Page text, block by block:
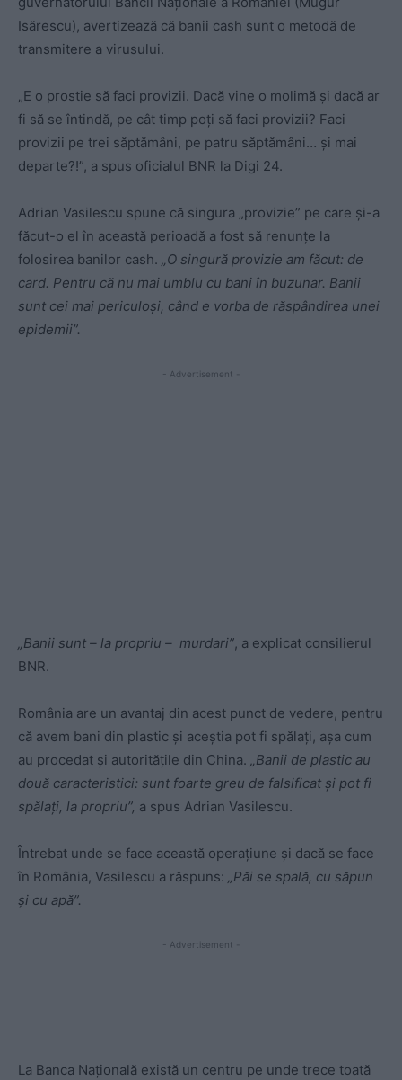
Isărescu), avertizează că banii cash sunt o metodă de
transmitere a virusului.
„E o prostie să faci provizii. Dacă vine o molimă și dacă ar
fi să se întindă, pe cât timp poți să faci provizii? Faci
provizii pe trei săptămâni, pe patru săptămâni… și mai
departe?!”, a spus oficialul BNR la Digi 24.
Adrian Vasilescu spune că singura „provizie” pe care și-a
făcut-o el în această perioadă a fost să renunțe la
folosirea banilor cash. „O singură provizie am făcut: de
card. Pentru că nu mai umblu cu bani în buzunar. Banii
sunt cei mai periculoși, când e vorba de răspândirea unei
epidemii”.
- Advertisement -
„Banii sunt – la propriu – murdari”, a explicat consilierul
BNR.
România are un avantaj din acest punct de vedere, pentru
că avem bani din plastic și aceștia pot fi spălați, așa cum
au procedat și autoritățile din China. „Banii de plastic au
două caracteristici: sunt foarte greu de falsificat și pot fi
spălați, la propriu”, a spus Adrian Vasilescu.
Întrebat unde se face această operațiune și dacă se face
în România, Vasilescu a răspuns: „Păi se spală, cu săpun
și cu apă”.
- Advertisement -
La Banca Națională există un centru pe unde trece toată